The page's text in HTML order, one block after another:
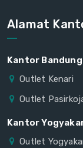
Alamat
Kantor Bandung
Outlet Kenari
Outlet
Kantor
Outlet